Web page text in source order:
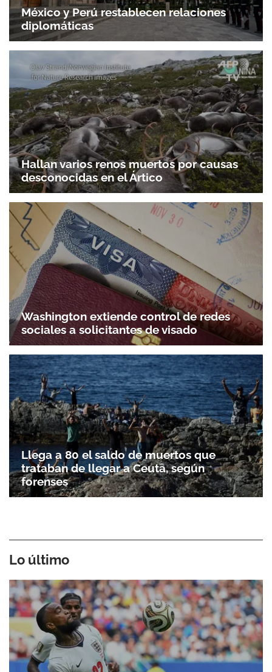
México y Perú restablecen relaciones
diplomáticas
Hallan varios renos muertos por causas
desconocidas en el Ártico
Washington extiende control de redes
sociales a solicitantes de visado
Llega a 80 el saldo de muertos que
trataban de llegar a Ceuta, según
forenses
Lo último